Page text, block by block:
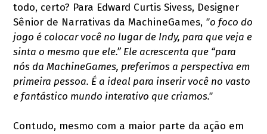
todo, certo? Para Edward Curtis Sivess, Designer
Sênior de Narrativas da MachineGames, "o foco do
jogo é colocar você no lugar de Indy, para que veja e
sinta o mesmo que ele.” Ele acrescenta que “para
nós da MachineGames, preferimos a perspectiva em
primeira pessoa. É a ideal para inserir você no vasto
e fantástico mundo interativo que criamos."
Contudo, mesmo com a maior parte da ação em